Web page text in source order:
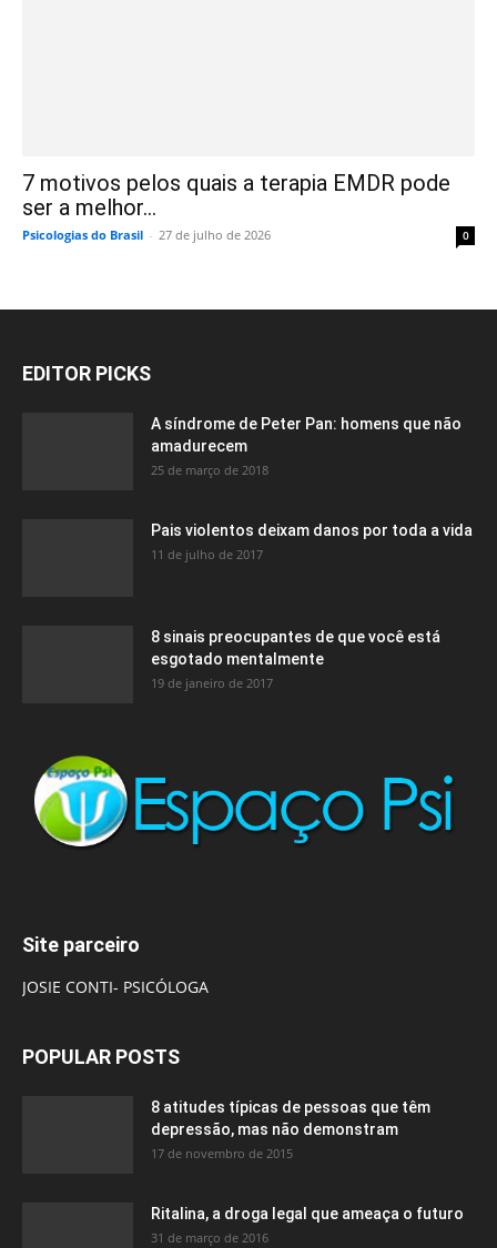
7 motivos pelos quais a terapia EMDR pode
ser a melhor...
Psicologias do Brasil - 27 de julho de 2026 0
EDITOR PICKS
A síndrome de Peter Pan: homens que não
amadurecem
25 de março de 2018
Pais violentos deixam danos por toda a vida
11 de julho de 2017
8 sinais preocupantes de que você está
esgotado mentalmente
19 de janeiro de 2017
Site parceiro
JOSIE CONTI- PSICÓLOGA
POPULAR POSTS
8 atitudes típicas de pessoas que têm
depressão, mas não demonstram
17 de novembro de 2015
Ritalina, a droga legal que ameaça o futuro
31 de março de 2016